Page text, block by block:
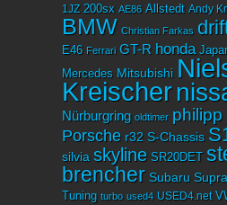
1JZ 200sx AE86 Allstedt Andy
BMW Christian Farkas
E46 Ferrari GT-R honda
Mercedes Mitsubishi
Kreischer
Nürburgring oldtimer philipp
Porsche r32 S-Chassis
silvia skyline SR20DET
brencher Subaru Supra
Tuning turbo used4 USED4.net